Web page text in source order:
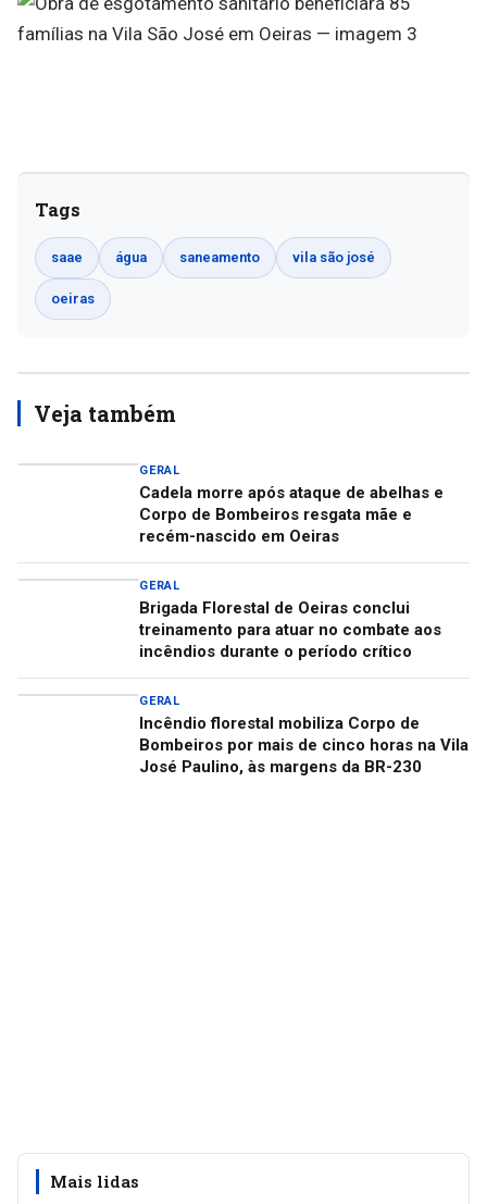
Tags
saae água saneamento vila são josé
oeiras
Veja também
GERAL
Cadela morre após ataque de abelhas e
Corpo de Bombeiros resgata mãe e
recém-nascido em Oeiras
GERAL
Brigada Florestal de Oeiras conclui
treinamento para atuar no combate aos
incêndios durante o período crítico
GERAL
Incêndio florestal mobiliza Corpo de
Bombeiros por mais de cinco horas na Vila
José Paulino, às margens da BR-230
Mais lidas